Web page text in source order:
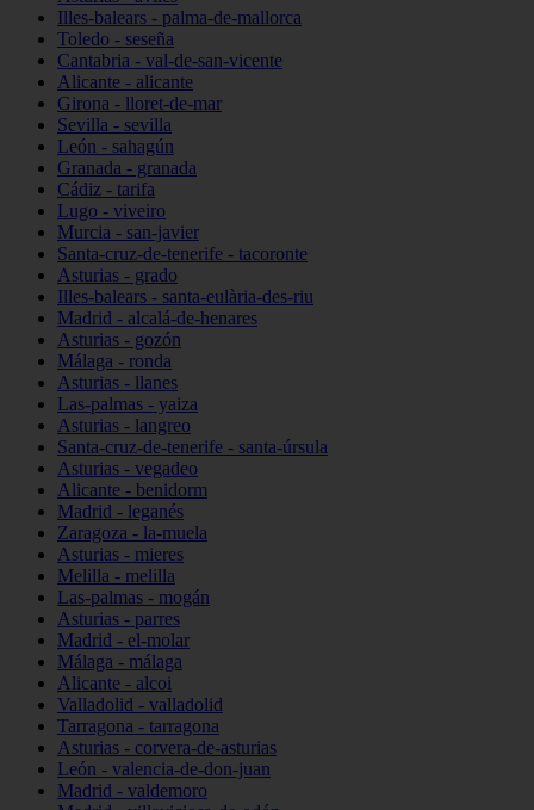
Illes-balears - palma-de-mallorca
Toledo - seseña
Cantabria - val-de-san-vicente
Alicante - alicante
Girona - lloret-de-mar
Sevilla - sevilla
León - sahagún
Granada - granada
Cádiz - tarifa
Lugo - viveiro
Murcia - san-javier
Santa-cruz-de-tenerife - tacoronte
Asturias - grado
Illes-balears - santa-eulària-des-riu
Madrid - alcalá-de-henares
Asturias - gozón
Málaga - ronda
Asturias - llanes
Las-palmas - yaiza
Asturias - langreo
Santa-cruz-de-tenerife - santa-úrsula
Asturias - vegadeo
Alicante - benidorm
Madrid - leganés
Zaragoza - la-muela
Asturias - mieres
Melilla - melilla
Las-palmas - mogán
Asturias - parres
Madrid - el-molar
Málaga - málaga
Alicante - alcoi
Valladolid - valladolid
Tarragona - tarragona
Asturias - corvera-de-asturias
León - valencia-de-don-juan
Madrid - valdemoro